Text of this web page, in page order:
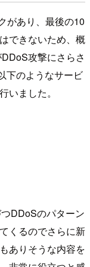
があり、最後の10
できないため、概
攻撃にさらさ
下のようなサービ
いました。
DDoSのパターン
くるのでさらに新
ありそうな内容を